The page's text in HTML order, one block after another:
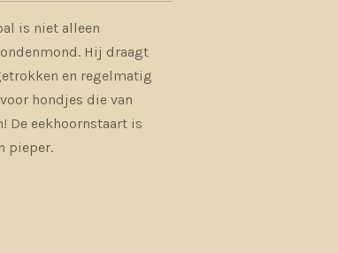
is niet alleen
Hij draagt
en regelmatig
hondjes die van
De eekhoornstaart is
pieper.